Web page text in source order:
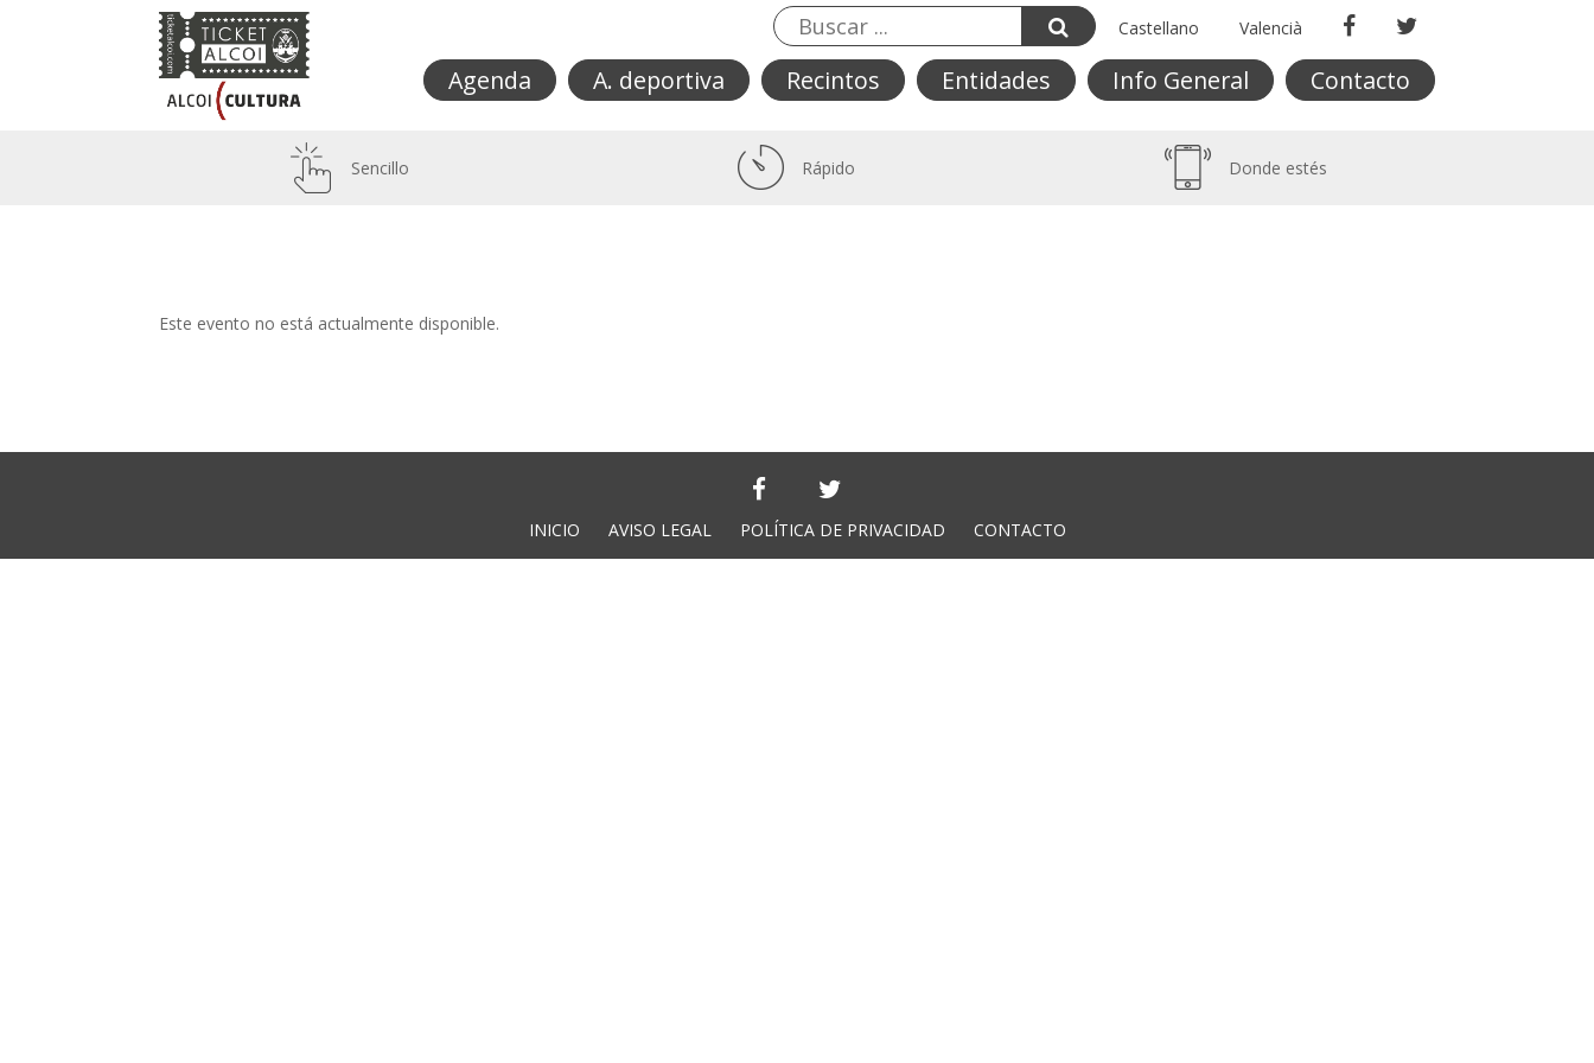
Castellano Valencià
Agenda A. deportiva Recintos Entidades Info General Contacto
Sencillo Rápido Donde estés
Este evento no está actualmente disponible.
INICIO AVISO LEGAL POLÍTICA DE PRIVACIDAD CONTACTO